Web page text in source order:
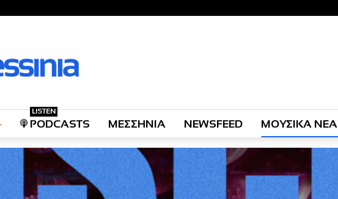
PODCASTS
LISTEN
ΜΕΣΣΗΝΙΑ NEWSFEED ΜΟΥΣΙΚΑ ΝΕΑ